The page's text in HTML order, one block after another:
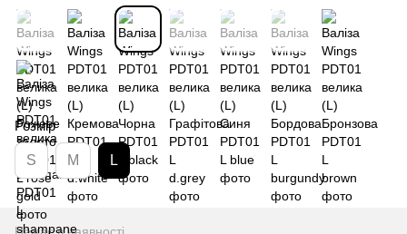
Розмір
S M L
Немає в наявності